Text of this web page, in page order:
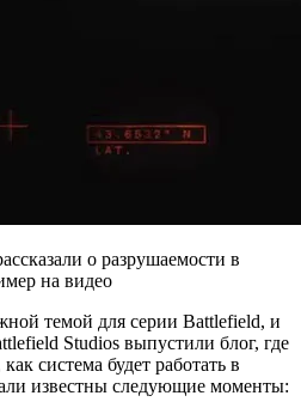
темой для серии Battlefield, и
Studios выпустили блог, где
система будет работать в
известны следующие моменты: